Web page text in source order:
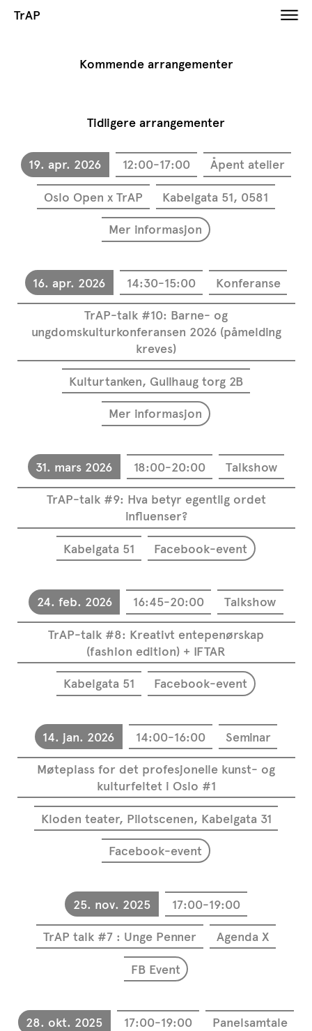
TrAP
Kommende arrangementer
Tidligere arrangementer
19. apr. 2026 12:00-17:00 Åpent atelier
Oslo Open x TrAP Kabelgata 51, 0581
Mer informasjon
16. apr. 2026 14:30-15:00 Konferanse
TrAP-talk #10: Barne- og
ungdomskulturkonferansen 2026 (påmelding
kreves)
Kulturtanken, Gullhaug torg 2B
Mer informasjon
31. mars 2026 18:00-20:00 Talkshow
TrAP-talk #9: Hva betyr egentlig ordet
influenser?
Kabelgata 51 Facebook-event
24. feb. 2026 16:45-20:00 Talkshow
TrAP-talk #8: Kreativt entepenørskap
(fashion edition) + IFTAR
Kabelgata 51 Facebook-event
14. jan. 2026 14:00-16:00 Seminar
Møteplass for det profesjonelle kunst- og
kulturfeltet i Oslo #1
Kloden teater, Pilotscenen, Kabelgata 31
Facebook-event
25. nov. 2025 17:00-19:00
TrAP talk #7 : Unge Penner Agenda X
FB Event
28. okt. 2025 17:00-19:00 Panelsamtale